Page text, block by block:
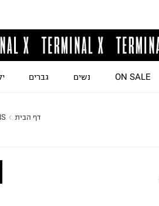
ON SALE נשים גברים
דף הבית